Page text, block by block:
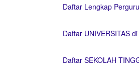
Daftar Lengkap
Daftar UNIVERSITAS
Daftar SEKOLAH